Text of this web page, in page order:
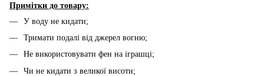
Примітки до товару:
У воду не кидати;
Тримати подалі від джерел вогню;
Не використовувати фен на іграшці;
Чи не кидати з великої висоти;